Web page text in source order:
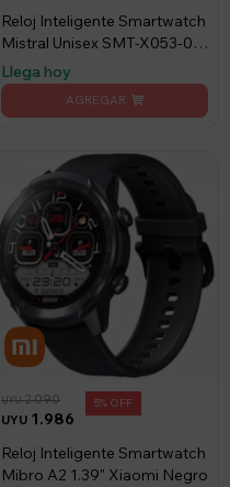
Reloj Inteligente Smartwatch
Mistral Unisex SMT-X053-08
Resistente al Agua.
Llega hoy
UYU 1.986
UYU2.090 5
Reloj Inteligente Smartwatch
Mibro A2 1.39" Xiaomi Negro